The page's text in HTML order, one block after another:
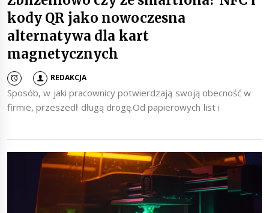
kody QR jako nowoczesna
alternatywa dla kart
magnetycznych
REDAKCJA
Sposób, w jaki pracownicy potwierdzają swoją obecność w
firmie, przeszedł długą drogę.Od papierowych list i